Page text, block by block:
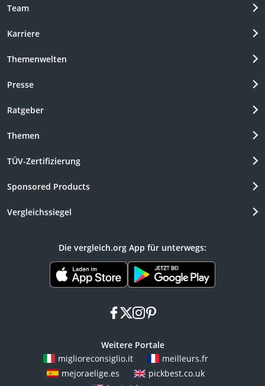
Team
Karriere
Themenwelten
Presse
Ratgeber
Themen
TÜV-Zertifizierung
Sponsored Products
Vergleichssiegel
Die vergleich.org App für unterwegs:
facebook
x instagram
pinterest
Weitere Portale
miglioreconsiglio.it
meilleurs.fr
mejoraelige.es
pickbest.co.uk